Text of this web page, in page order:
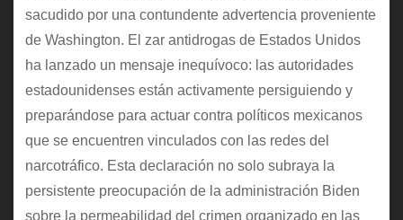
sacudido por una contundente advertencia proveniente
de Washington. El zar antidrogas de Estados Unidos
ha lanzado un mensaje inequívoco: las autoridades
estadounidenses están activamente persiguiendo y
preparándose para actuar contra políticos mexicanos
que se encuentren vinculados con las redes del
narcotráfico. Esta declaración no solo subraya la
persistente preocupación de la administración Biden
sobre la permeabilidad del crimen organizado en las